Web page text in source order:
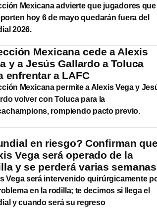
Mexicana advierte que jugadores que
hoy 6 de mayo quedarán fuera del
2026.
Mexicana cede a Alexis
y a Jesús Gallardo a Toluca
enfrentar a LAFC
Mexicana permite a Alexis Vega y
volver con Toluca para la
rompiendo pacto previo.
en riesgo? Confirman que
Vega será operado de la
y se perderá varias semanas
Vega será intervenido quirúrgicamente
en la rodilla; te decimos si llega el
y cuando será su regreso